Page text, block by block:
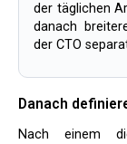
der täglichen
danach
der CTO
Danach
Nach einem dieser drei Einstiege erstellen wir die